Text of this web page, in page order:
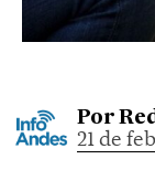
Por
21 de